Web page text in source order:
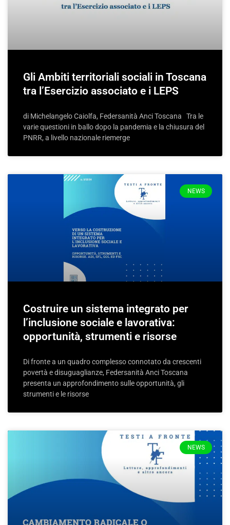
Gli Ambiti territoriali sociali in Toscana
tra l’Esercizio associato e i LEPS
di Michelangelo Caiolfa, Federsanità Anci Toscana Tra le
varie questioni in ballo dopo la pandemia e la chiusura del
PNRR, a livello nazionale riemerge
NEWS
Costruire un sistema integrato per
l’inclusione sociale e lavorativa:
opportunità, strumenti e risorse
Di fronte a un quadro complesso connotato da crescenti
povertà e disuguaglianze, Federsanità Anci Toscana
presenta un approfondimento sulle opportunità, gli
strumenti e le risorse
NEWS